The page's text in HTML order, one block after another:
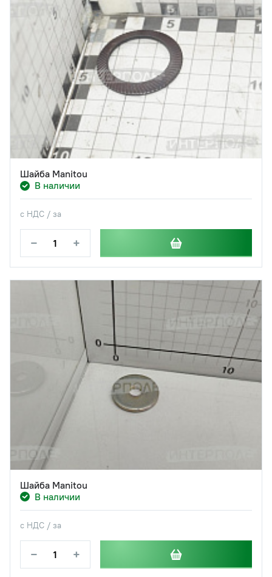
Шайба Manitou
В наличии
с НДС / за
− +
Шайба Manitou
В наличии
с НДС / за
− +